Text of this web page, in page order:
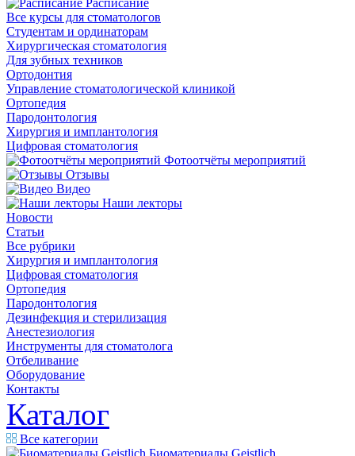
Расписание
Все курсы для стоматологов
Студентам и ординаторам
Хирургическая стоматология
Для зубных техников
Ортодонтия
Управление стоматологической клиникой
Ортопедия
Пародонтология
Хирургия и имплантология
Цифровая стоматология
Фотоотчёты мероприятий
Отзывы
Видео
Наши лекторы
Новости
Статьи
Все рубрики
Хирургия и имплантология
Цифровая стоматология
Ортопедия
Пародонтология
Дезинфекция и стерилизация
Анестезиология
Инструменты для стоматолога
Отбеливание
Оборудование
Контакты
Каталог
Все категории